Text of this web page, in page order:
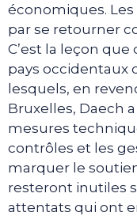
économiques.
par se retourner
C’est la leçon
pays occidentaux
lesquels, en
Bruxelles, Daech
mesures
contrôles et les
marquer le
resteront inutiles
attentats qui ont